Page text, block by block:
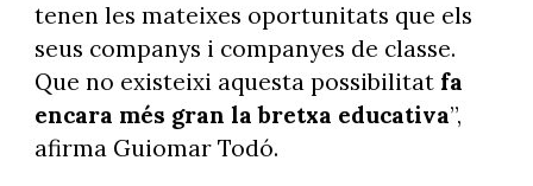
tenen les mateixes oportunitats que els
seus companys i companyes de classe.
Que no existeixi aquesta possibilitatfa
encara més gran la bretxa educativa”,
afirma Guiomar Todó.